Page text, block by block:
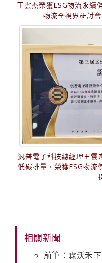
王雲杰榮獲ESG物流永續
物流全視界研討
汎普電子科技總經理王雲
低碳排量，榮獲ESG物流
相關新聞
前筆：霖沃禾